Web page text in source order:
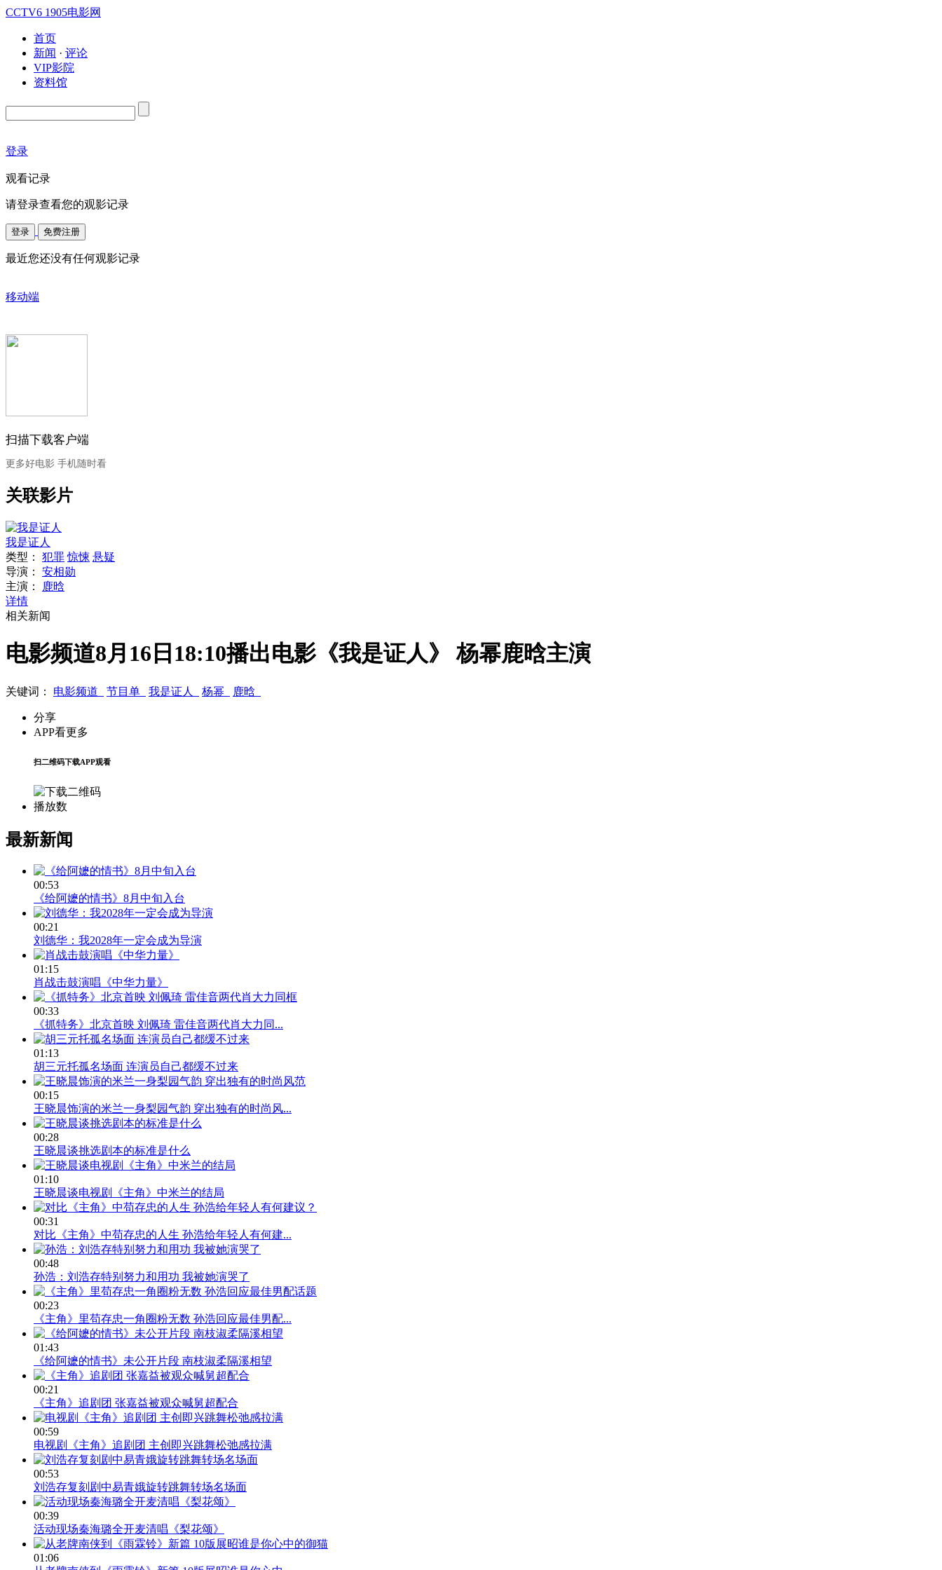
CCTV6 1905电影网
首页
新闻 · 评论
VIP影院
资料馆
登录
观看记录
请登录查看您的观影记录
登录 免费注册
最近您还没有任何观影记录
移动端
扫描下载客户端
更多好电影 手机随时看
关联影片
我是证人
类型：
犯罪 惊悚 悬疑
导演：
安相勋
主演：
鹿晗
详情
相关新闻
电影频道8月16日18:10播出电影《我是证人》 杨幂鹿晗主演
关键词： 电影频道 节目单 我是证人 杨幂 鹿晗
分享
APP看更多
扫二维码下载APP观看
播放数
最新新闻
00:53
《给阿嬷的情书》8月中旬入台
00:21
刘德华：我2028年一定会成为导演
01:15
肖战击鼓演唱《中华力量》
00:33
《抓特务》北京首映 刘佩琦 雷佳音两代肖大力同...
01:13
胡三元托孤名场面 连演员自己都缓不过来
00:15
王晓晨饰演的米兰一身梨园气韵 穿出独有的时尚风...
00:28
王晓晨谈挑选剧本的标准是什么
01:10
王晓晨谈电视剧《主角》中米兰的结局
00:31
对比《主角》中苟存忠的人生 孙浩给年轻人有何建...
00:48
孙浩：刘浩存特别努力和用功 我被她演哭了
00:23
《主角》里苟存忠一角圈粉无数 孙浩回应最佳男配...
01:43
《给阿嬷的情书》未公开片段 南枝淑柔隔溪相望
00:21
《主角》追剧团 张嘉益被观众喊舅超配合
00:59
电视剧《主角》追剧团 主创即兴跳舞松弛感拉满
00:53
刘浩存复刻剧中易青娥旋转跳舞转场名场面
00:39
活动现场秦海璐全开麦清唱《梨花颂》
01:06